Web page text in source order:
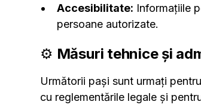
Accesibilitate: Informațiile
persoane autorizate.
⚙️ Măsuri tehnice și
Următorii pași sunt urmați
cu reglementările legale și